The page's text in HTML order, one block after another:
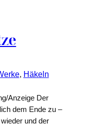
, Häkeln
Anzeige Der
dem Ende zu –
und der